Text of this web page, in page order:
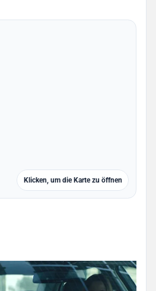
Klicken, um die Karte zu öffnen